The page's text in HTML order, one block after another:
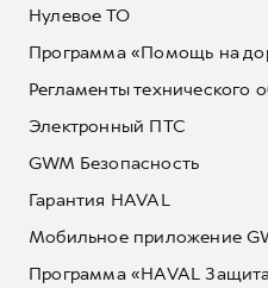
Нулевое ТО
Программа «Помощь на
Регламенты технического
Электронный ПТС
GWM Безопасность
Гарантия HAVAL
Мобильное приложение
Программа «HAVAL